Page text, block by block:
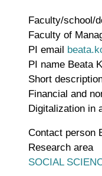
Faculty/school/
Faculty of
PI email
PI name Beata
Short
Financial and
Digitalization in
Contact person
Research area
SOCIAL